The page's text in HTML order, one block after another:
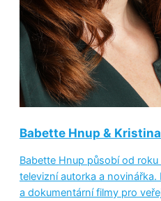
Babette Hnup &
Babette Hnup působí od
televizní autorka a novinářka.
a dokumentární filmy pro